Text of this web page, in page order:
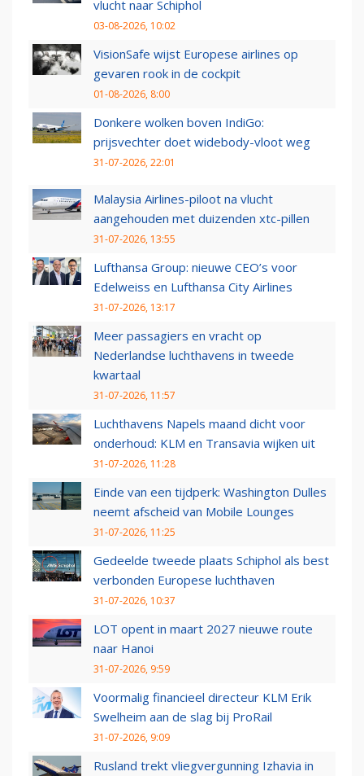
vlucht naar Schiphol
03-08-2026, 10:02
VisionSafe wijst Europese airlines op
gevaren rook in de cockpit
01-08-2026, 8:00
Donkere wolken boven IndiGo:
prijsvechter doet widebody-vloot weg
31-07-2026, 22:01
Malaysia Airlines-piloot na vlucht
aangehouden met duizenden xtc-pillen
31-07-2026, 13:55
Lufthansa Group: nieuwe CEO’s voor
Edelweiss en Lufthansa City Airlines
31-07-2026, 13:17
Meer passagiers en vracht op
Nederlandse luchthavens in tweede
kwartaal
31-07-2026, 11:57
Luchthavens Napels maand dicht voor
onderhoud: KLM en Transavia wijken uit
31-07-2026, 11:28
Einde van een tijdperk: Washington Dulles
neemt afscheid van Mobile Lounges
31-07-2026, 11:25
Gedeelde tweede plaats Schiphol als best
verbonden Europese luchthaven
31-07-2026, 10:37
LOT opent in maart 2027 nieuwe route
naar Hanoi
31-07-2026, 9:59
Voormalig financieel directeur KLM Erik
Swelheim aan de slag bij ProRail
31-07-2026, 9:09
Rusland trekt vliegvergunning Izhavia in